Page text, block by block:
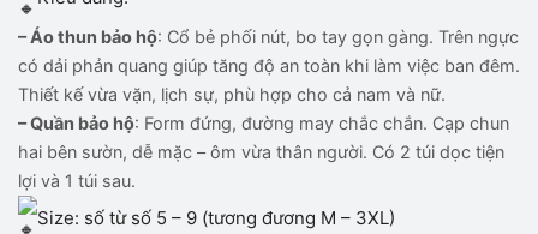
– Áo thun bảo hộ: Cổ bẻ phối nút, bo tay gọn gàng. Trên ngực
có dải phản quang giúp tăng độ an toàn khi làm việc ban đêm.
Thiết kế vừa vặn, lịch sự, phù hợp cho cả nam và nữ.
– Quần bảo hộ: Form đứng, đường may chắc chắn. Cạp chun
hai bên sườn, dễ mặc – ôm vừa thân người. Có 2 túi dọc tiện
lợi và 1 túi sau.
Size: số từ số 5 – 9 (tương đương M – 3XL)